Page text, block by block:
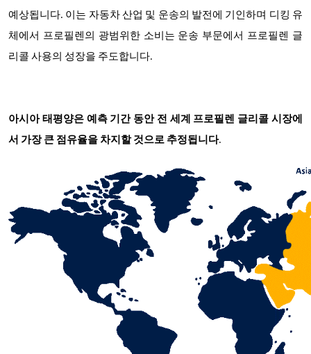
예상됩니다. 이는 자동차 산업 및 운송의 발전에 기인하며 디킹 유
체에서 프로필렌의 광범위한 소비는 운송 부문에서 프로필렌 글
리콜 사용의 성장을 주도합니다.
아시아 태평양은 예측 기간 동안 전 세계 프로필렌 글리콜 시장에
서 가장 큰 점유율을 차지할 것으로 추정됩니다.